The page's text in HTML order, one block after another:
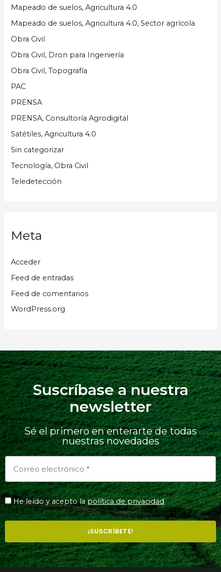
Mapeado de suelos, Agricultura 4.0
Mapeado de suelos, Agricultura 4.0, Sector agrícola
Obra Civil
Obra Civil, Dron para Ingeniería
Obra Civil, Topografía
PAC
PRENSA
PRENSA, Consultoría Agrodigital
Satétiles, Agricultura 4.0
Sin categorizar
Tecnología, Obra Civil
Teledetección
Meta
Acceder
Feed de entradas
Feed de comentarios
WordPress.org
Suscríbase a nuestra
newsletter
Sé el primero en enterarte de todas
nuestras novedades
He leído y acepto lapolítica de privacidad
¡SUSCRÍBETE!